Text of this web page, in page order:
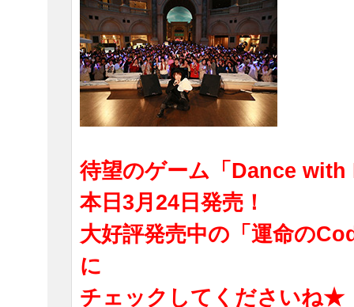
待望のゲーム「Dance
本日3月24日発売！
大好評発売中の「運命の
に
チェックしてくださいね★